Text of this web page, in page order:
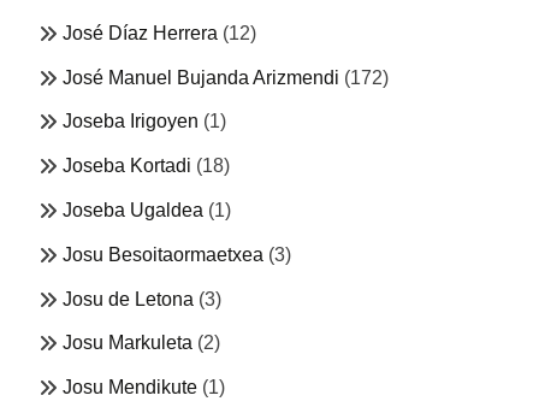
José Díaz Herrera (12)
José Manuel Bujanda Arizmendi (172)
Joseba Irigoyen (1)
Joseba Kortadi (18)
Joseba Ugaldea (1)
Josu Besoitaormaetxea (3)
Josu de Letona (3)
Josu Markuleta (2)
Josu Mendikute (1)